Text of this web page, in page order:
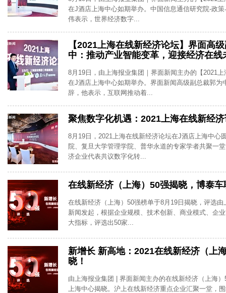
在J酒店上海中心如期举办。中国信息通信研究院-政
伟表示，世界经济数字...
【2021上海在线新经济论坛】界面高
中：推动产业智能变革，迎接经济在线
8月19日，由上海报业集团｜界面新闻主办的【2021
在J酒店上海中心如期举办。界面新闻高级副总裁郭为
辞，他表示，互联网推动着...
聚焦数字化机遇：2021上海在线新经
8月19日，2021上海在线新经济论坛在J酒店上海中心
院、复旦大学管理学院、普华永道的专家学者共聚一
济企业代表共议数字化转...
在线新经济（上海）50强揭晓，博泰
在线新经济（上海）50强榜单于8月19日揭晓，评选
新闻发起，根据企业规模、技术创新、商业模式、企
大指标，评选出50家...
新增长 新高地：2021在线新经济（上
晓！
由上海报业集团 | 界面新闻主办的在线新经济（上海
上海中心揭晓。沪上在线新经济重点企业汇聚一堂，